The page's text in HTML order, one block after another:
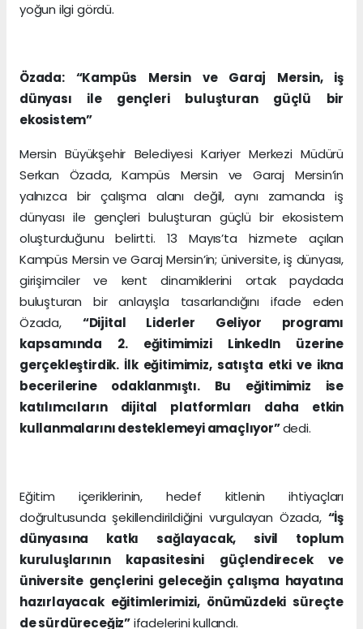
yoğun ilgi gördü.
Özada: “Kampüs Mersin ve Garaj Mersin, iş
dünyası ile gençleri buluşturan güçlü bir
ekosistem”
Mersin Büyükşehir Belediyesi Kariyer Merkezi Müdürü
Serkan Özada, Kampüs Mersin ve Garaj Mersin’in
yalnızca bir çalışma alanı değil, aynı zamanda iş
dünyası ile gençleri buluşturan güçlü bir ekosistem
oluşturduğunu belirtti. 13 Mayıs’ta hizmete açılan
Kampüs Mersin ve Garaj Mersin’in; üniversite, iş dünyası,
girişimciler ve kent dinamiklerini ortak paydada
buluşturan bir anlayışla tasarlandığını ifade eden
Özada, “Dijital Liderler Geliyor programı
kapsamında 2. eğitimimizi LinkedIn üzerine
gerçekleştirdik. İlk eğitimimiz, satışta etki ve ikna
becerilerine odaklanmıştı. Bu eğitimimiz ise
katılımcıların dijital platformları daha etkin
kullanmalarını desteklemeyi amaçlıyor”dedi.
Eğitim içeriklerinin, hedef kitlenin ihtiyaçları
doğrultusunda şekillendirildiğini vurgulayan Özada, “İş
dünyasına katkı sağlayacak, sivil toplum
kuruluşlarının kapasitesini güçlendirecek ve
üniversite gençlerini geleceğin çalışma hayatına
hazırlayacak eğitimlerimizi, önümüzdeki süreçte
de sürdüreceğiz”ifadelerini kullandı.